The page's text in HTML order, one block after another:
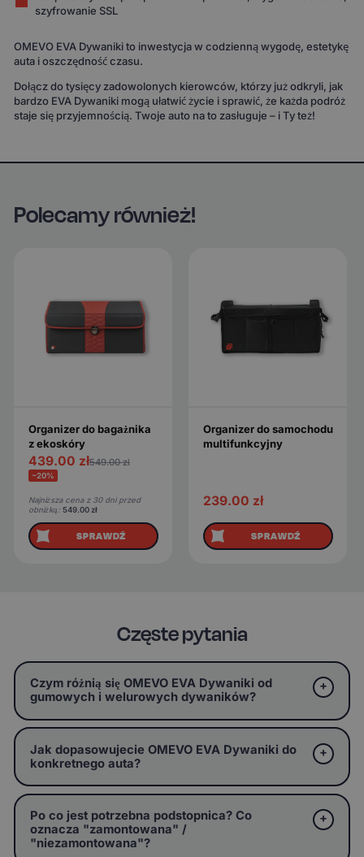
szyfrowanie SSL
OMEVO EVA Dywaniki to inwestycja w codzienną wygodę, estetykę
auta i oszczędność czasu.
Dołącz do tysięcy zadowolonych kierowców, którzy już odkryli, jak
bardzo EVA Dywaniki mogą ułatwić życie i sprawić, że każda podróż
staje się przyjemnością. Twoje auto na to zasługuje – i Ty też!
Polecamy również!
Organizer do bagażnika
z ekoskóry
439.00 zł549.00zł
−20%
Najniższa cena z 30 dni przed
obniżką: 549.00zł
SPRAWDŹ
Organizer do samochodu
multifunkcyjny
239.00 zł
SPRAWDŹ
Częste pytania
Czym różnią się OMEVO EVA Dywaniki od
gumowych i welurowych dywaników?
Jak dopasowujecie OMEVO EVA Dywaniki do
konkretnego auta?
Po co jest potrzebna podstopnica? Co
oznacza "zamontowana" /
"niezamontowana"?